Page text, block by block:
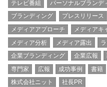
テレビ番組
パーソナルブランデ
ブランディング
プレスリリース
メディアアプローチ
メディアキ
メディア分析
メディア露出
企業ブランディング
企業広報
専門家
広報 成功事例 書籍
株式会社ニット
社長PR